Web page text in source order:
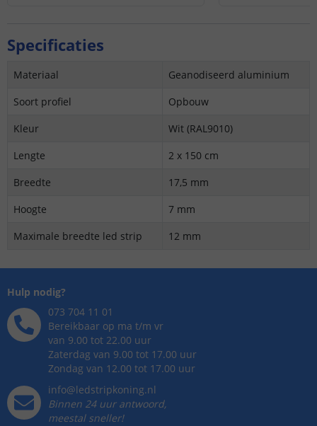
Specificaties
Materiaal
Geanodiseerd aluminium
Soort profiel
Opbouw
Kleur
Wit (RAL9010)
Lengte
2 x 150 cm
Breedte
17,5 mm
Hoogte
7 mm
Maximale breedte led strip
12 mm
Hulp nodig?
073 704 11 01
Bereikbaar op ma t/m vr
van 9.00 tot 22.00 uur
Zaterdag van 9.00 tot 17.00 uur
Zondag van 12.00 tot 17.00 uur
info@ledstripkoning.nl
Binnen 24 uur antwoord,
meestal sneller!